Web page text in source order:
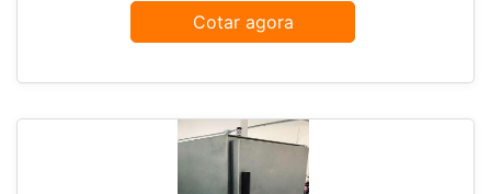
Cotar agora